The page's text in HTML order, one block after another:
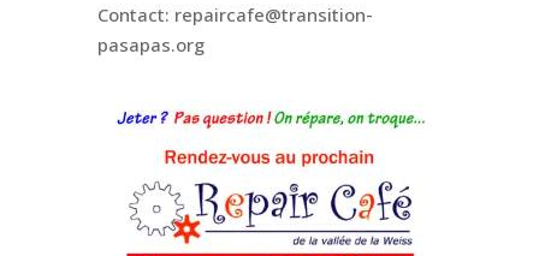
Contact: repaircafe@transition-
pasapas.org